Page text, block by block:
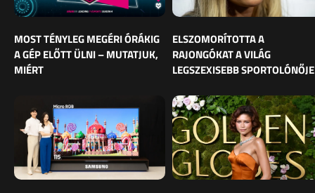
MOST TÉNYLEG MEGÉRI ÓRÁKIG
A GÉP ELŐTT ÜLNI – MUTATJUK,
MIÉRT
ELSZOMORÍTOTTA A
RAJONGÓKAT A VILÁG
LEGSZEXISEBB SPORTOLÓNŐJE